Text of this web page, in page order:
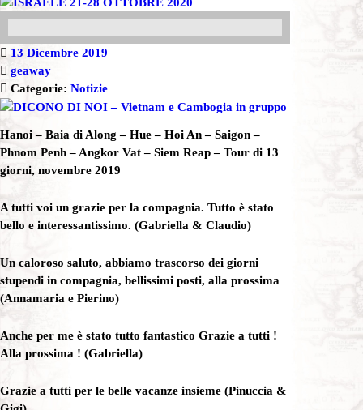
13 Dicembre 2019
geaway
Categorie: Notizie
Hanoi – Baia di Along – Hue – Hoi An – Saigon –
Phnom Penh – Angkor Vat – Siem Reap – Tour di 13
giorni, novembre 2019
A tutti voi un grazie per la compagnia. Tutto è stato
bello e interessantissimo. (Gabriella & Claudio)
Un caloroso saluto, abbiamo trascorso dei giorni
stupendi in compagnia, bellissimi posti, alla prossima
(Annamaria e Pierino)
Anche per me è stato tutto fantastico Grazie a tutti !
Alla prossima ! (Gabriella)
Grazie a tutti per le belle vacanze insieme (Pinuccia &